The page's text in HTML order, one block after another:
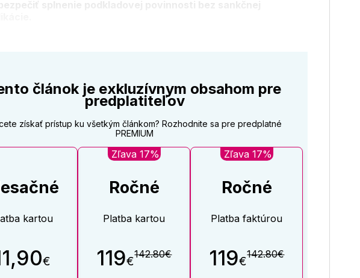
článok je exkluzívnym obsahom pre
predplatiteľov
získať prístup ku všetkým článkom? Rozhodnite sa pre predplatné
PREMIUM
kartou
€
Zľava 17%
Ročné
Platba kartou
119€142.80€
Zľava 17%
Ročné
Platba faktúrou
119€142.80€